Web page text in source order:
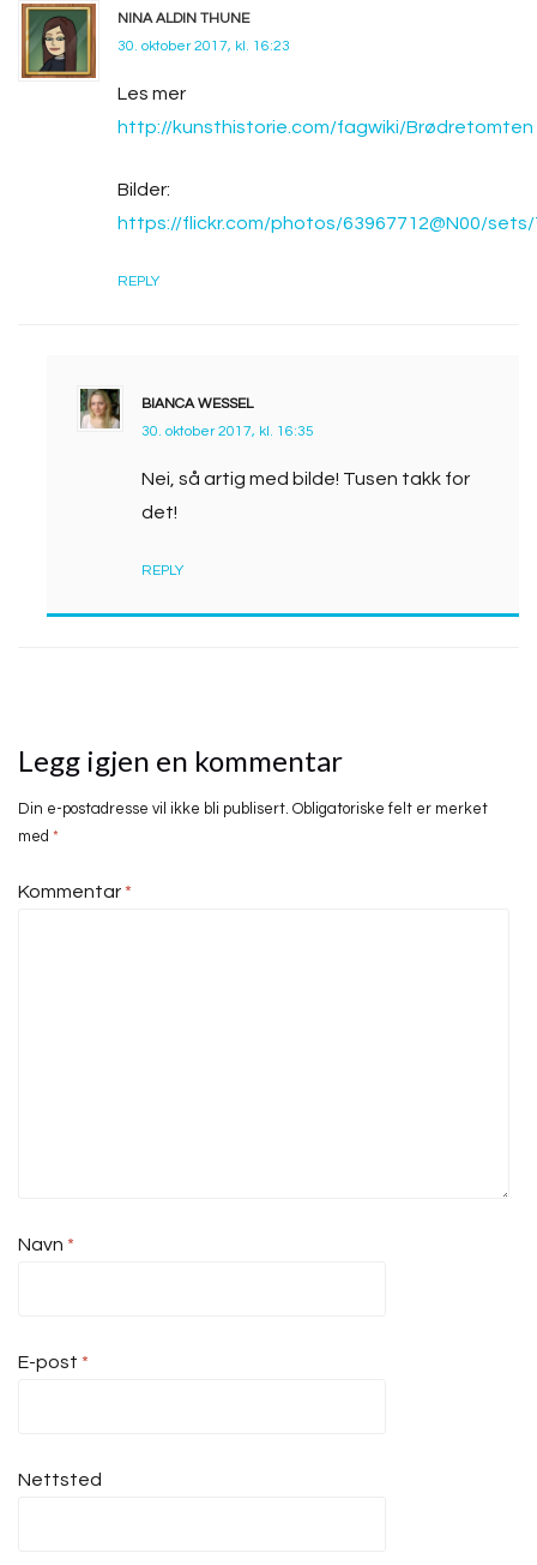
NINA ALDIN THUNE
30. oktober 2017, kl. 16:23
Les mer
http://kunsthistorie.com/fagwiki/Brødretomten
Bilder:
https://flickr.com/photos/63967712@N00/sets/
REPLY
BIANCA WESSEL
30. oktober 2017, kl. 16:35
Nei, så artig med bilde! Tusen takk for
det!
REPLY
Legg igjen en kommentar
Din e-postadresse vil ikke bli publisert. Obligatoriske felt er merket
med *
Kommentar *
Navn *
E-post *
Nettsted